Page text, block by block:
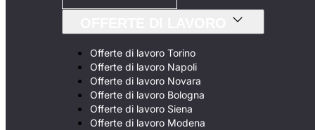
Offerte di lavoro Torino
Offerte di lavoro Napoli
Offerte di lavoro Novara
Offerte di lavoro Bologna
Offerte di lavoro Siena
Offerte di lavoro Modena